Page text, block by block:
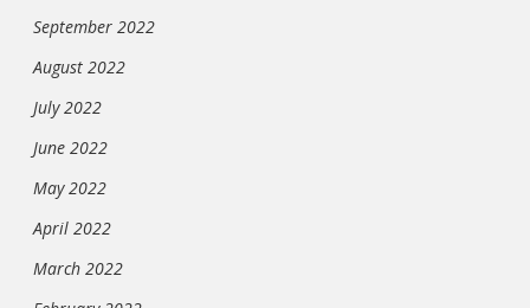
September 2022
August 2022
July 2022
June 2022
May 2022
April 2022
March 2022